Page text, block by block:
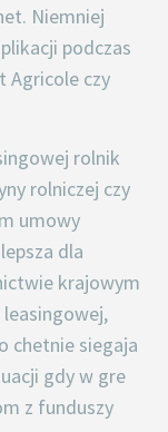
Niemniej
podczas
Agricole czy
rolnik
rolniczej czy
umowy
dla
krajowym
chetnie siegaja
gdy w gre
z funduszy